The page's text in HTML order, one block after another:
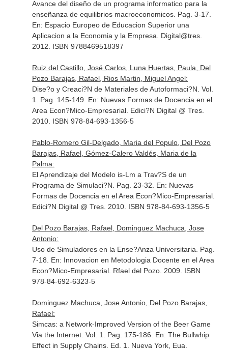
Avance del diseño de un programa informatico para la
enseñanza de equilibrios macroeconomicos. Pag. 3-17.
En: Espacio Europeo de Educacion Superior una
Aplicacion a la Economia y la Empresa . Digital@tres.
2012. ISBN 9788469518397
Ruiz del Castillo, José Carlos, Luna Huertas, Paula, Del
Pozo Barajas, Rafael, Rios Martin, Miguel Angel:
Dise?o y Creaci?N de Materiales de Autoformaci?N. Vol.
1. Pag. 145-149. En: Nuevas Formas de Docencia en el
Area Econ?Mico-Empresarial. Edici?N Digital @ Tres.
2010. ISBN 978-84-693-1356-5
Pablo-Romero Gil-Delgado, Maria del Populo, Del Pozo
Barajas, Rafael, Gómez-Calero Valdés, Maria de la
Palma:
El Aprendizaje del Modelo is-Lm a Trav?S de un
Programa de Simulaci?N. Pag. 23-32. En: Nuevas
Formas de Docencia en el Area Econ?Mico-Empresarial.
Edici?N Digital @ Tres. 2010. ISBN 978-84-693-1356-5
Del Pozo Barajas, Rafael, Dominguez Machuca, Jose
Antonio:
Uso de Simuladores en la Ense?Anza Universitaria. Pag.
7-18. En: Innovacion en Metodologia Docente en el Area
Econ?Mico-Empresarial. Rfael del Pozo. 2009. ISBN
978-84-692-6323-5
Dominguez Machuca, Jose Antonio, Del Pozo Barajas,
Rafael:
Simcas: a Network-Improved Version of the Beer Game
Via the Internet. Vol. 1. Pag. 175-186. En: The Bullwhip
Effect in Supply Chains. Ed. 1. Nueva York, Eua.